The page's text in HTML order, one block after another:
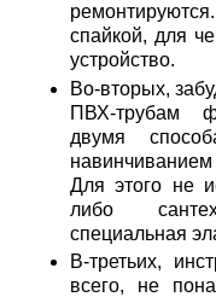
спайкой, для
устройство.
Во-вторых,
ПВХ-трубам
двумя
Для этого не
либо
специальная
В-третьих,
всего, не